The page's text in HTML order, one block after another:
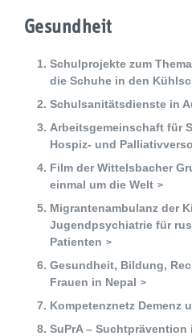
Nachhaltigkeitsbeirat
Berichterstattung
Biostadt
Zukunftspreis
Themen
Projekte
Zukunftstagung
Bildung für nachhaltige
Büro für Nachhaltigkeit
Gesundheit
Schulprojekte zum
die Schuhe in den
Schulsanitätsdienste in
Arbeitsgemeinschaft für
Hospiz- und
Film der Wittelsbacher
einmal um die Welt
Migrantenambulanz der
Jugendpsychiatrie für
Patienten
Gesundheit, Bildung,
Frauen in Nepal
Kompetenznetz Demenz
SuPrA – Suchtprävention